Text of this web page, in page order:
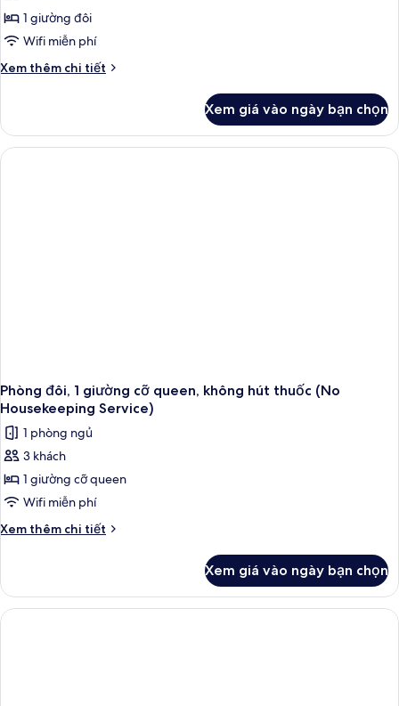
Phòng
đôi,
không
hút
(Single
Use)
1 giường đôi
Wifi miễn phí
Xem thêm chi tiết
Chi
Phòng
đôi,
không
Xem giá vào ngày bạn chọn
Phòng đôi, 1 giường cỡ queen, không hút thuốc (No
Housekeeping Service)
1 phòng ngủ
3 khách
1 giường cỡ queen
Wifi miễn phí
Xem thêm chi tiết
Chi
Phòng
đôi,
1
Xem giá vào ngày bạn chọn